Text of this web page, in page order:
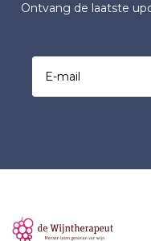
Ontvang de laatste